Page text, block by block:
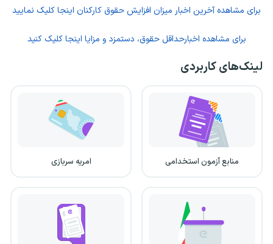
برای مشاهده آخرین اخبار میزان افزایش حقوق کارکنان اینجا کلیک نمایید
برای مشاهده اخبارحداقل حقوق، دستمزد و مزایا اینجا کلیک کنید
لینک‌های کاربردی
منابع آزمون استخدامی امریه سربازی